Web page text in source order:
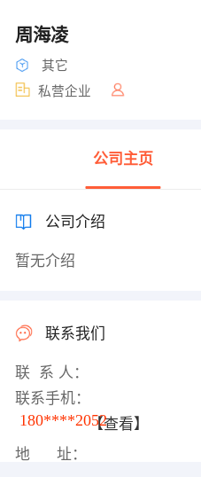
周海凌
其它
私营企业
公司主页
公司介绍
暂无介绍
联系我们
联 系 人：
联系手机：
180****2052【查看】
地 址：